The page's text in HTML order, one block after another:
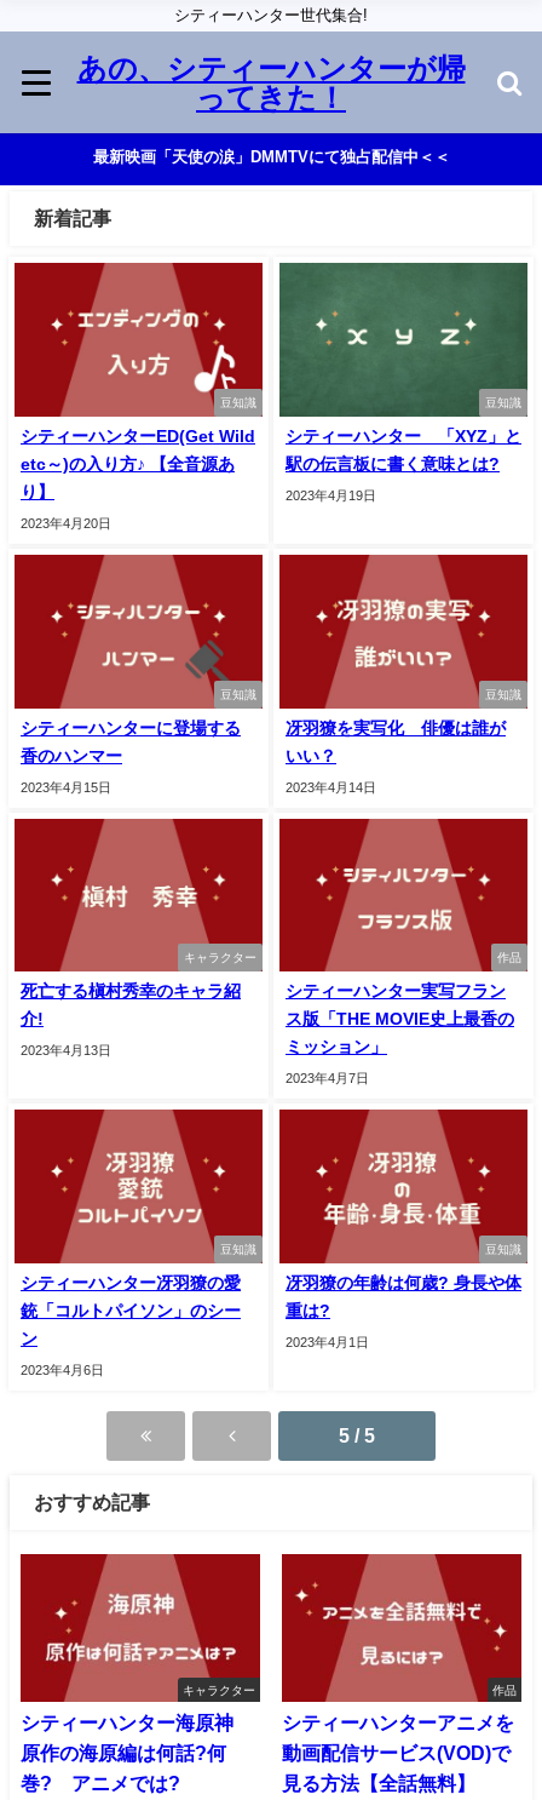
シティーハンター世代集合!
あの、シティーハンターが帰
ってきた！
最新映画「天使の涙」DMMTVにて独占配信中＜＜
新着記事
豆知識
シティーハンターED(Get Wild
etc～)の入り方♪ 【全音源あ
り】
2023年4月20日
豆知識
シティーハンター 「XYZ」と
駅の伝言板に書く意味とは?
2023年4月19日
豆知識
シティーハンターに登場する
香のハンマー
2023年4月15日
豆知識
冴羽獠を実写化 俳優は誰が
いい？
2023年4月14日
キャラクター
死亡する槇村秀幸のキャラ紹
介!
2023年4月13日
作品
シティーハンター実写フラン
ス版「THE MOVIE史上最香の
ミッション」
2023年4月7日
豆知識
シティーハンター冴羽獠の愛
銃「コルトパイソン」のシー
ン
2023年4月6日
豆知識
冴羽獠の年齢は何歳? 身長や体
重は?
2023年4月1日
5 / 5
おすすめ記事
キャラクター
シティーハンター海原神
原作の海原編は何話?何
巻? アニメでは?
作品
シティーハンターアニメを
動画配信サービス(VOD)で
見る方法【全話無料】